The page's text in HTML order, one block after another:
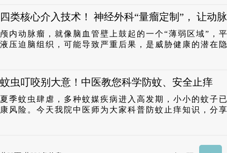
四类核心介入技术！ 神经外科“量瘤定制”， 让动
颅内动脉瘤，就像脑血管壁上鼓起的一个“薄弱区域”，
液压迫脑组织，可能导致严重后果，是威胁健康的潜在
蚊虫叮咬别大意！中医教您科学防蚊、安全止痒
夏季蚊虫肆虐，多种蚊媒疾病进入高发期，小小的蚊子
康风险。今天我院中医师为大家科普防蚊止痒知识，分